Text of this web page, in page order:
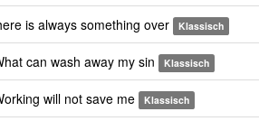
is always something over Klassisch
can wash away my sin Klassisch
will not save me Klassisch